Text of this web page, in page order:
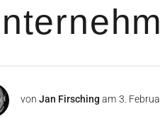
von Jan Firsching am 3.